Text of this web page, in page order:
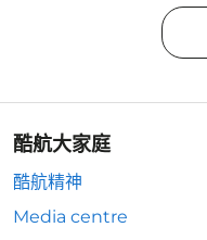
酷航大家庭
酷航精神
Media centre